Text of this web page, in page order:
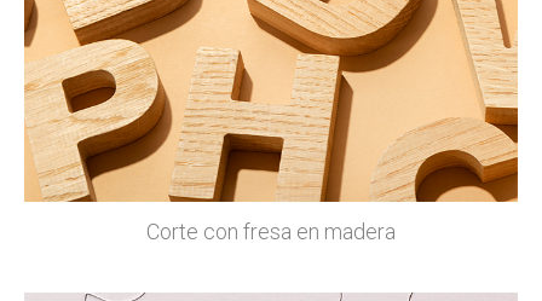
Corte con fresa en madera